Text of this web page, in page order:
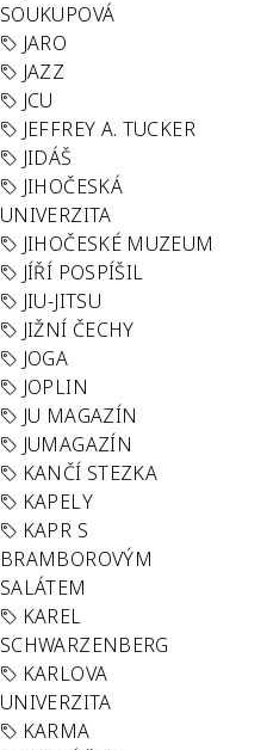
SOUKUPOVÁ
JARO
JAZZ
JCU
JEFFREY A. TUCKER
JIDÁŠ
JIHOČESKÁ
UNIVERZITA
JIHOČESKÉ MUZEUM
JÍŘÍ POSPÍŠIL
JIU-JITSU
JIŽNÍ ČECHY
JOGA
JOPLIN
JU MAGAZÍN
JUMAGAZÍN
KANČÍ STEZKA
KAPELY
KAPR S
BRAMBOROVÝM
SALÁTEM
KAREL
SCHWARZENBERG
KARLOVA
UNIVERZITA
KARMA